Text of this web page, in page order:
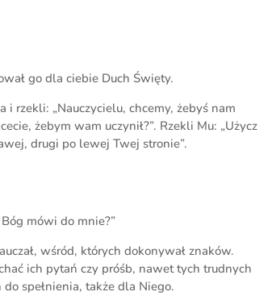
go dla ciebie Duch Święty.
i rzekli: „Nauczycielu, chcemy, żebyś nam
żebym wam uczynił?”. Rzekli Mu: „Użycz
drugi po lewej Twej stronie”.
mówi do mnie?”
wśród, których dokonywał znaków.
ich pytań czy próśb, nawet tych trudnych
spełnienia, także dla Niego.